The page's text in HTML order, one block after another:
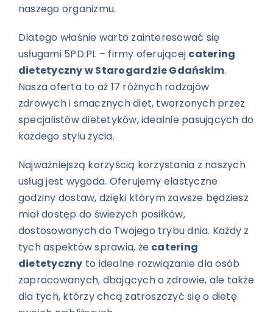
naszego organizmu.
Dlatego właśnie warto zainteresować się
usługami 5PD.PL – firmy oferującej catering
dietetyczny w Starogardzie Gdańskim.
Nasza oferta to aż 17 różnych rodzajów
zdrowych i smacznych diet, tworzonych przez
specjalistów dietetyków, idealnie pasujących do
każdego stylu życia.
Najważniejszą korzyścią korzystania z naszych
usług jest wygoda. Oferujemy elastyczne
godziny dostaw, dzięki którym zawsze będziesz
miał dostęp do świeżych posiłków,
dostosowanych do Twojego trybu dnia. Każdy z
tych aspektów sprawia, że catering
dietetyczny to idealne rozwiązanie dla osób
zapracowanych, dbających o zdrowie, ale także
dla tych, którzy chcą zatroszczyć się o dietę